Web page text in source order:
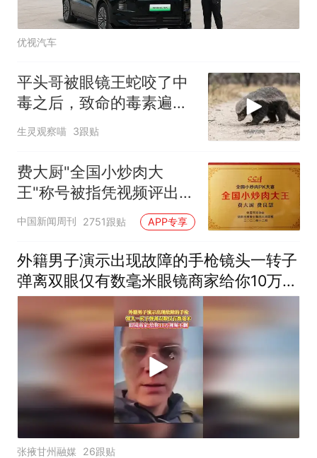
优视汽车
平头哥被眼镜王蛇咬了中
毒之后，致命的毒素遍布
全身，让它痛苦不堪
生灵观察喵 3跟贴
费大厨"全国小炒肉大
王"称号被指凭视频评出
官方回应
中国新闻周刊 2751跟贴 APP专享
外籍男子演示出现故障的手枪镜头一转子
弹离双眼仅有数毫米眼镜商家给你10万视
频不删
张掖甘州融媒 26跟贴